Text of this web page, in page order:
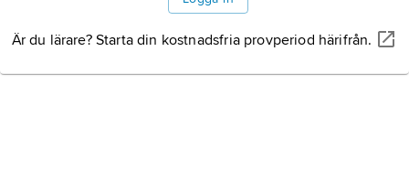
Är du lärare? Starta din kostnadsfria provperiod härifrån.